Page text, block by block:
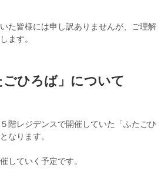
た皆様には申し訳ありませんが、ご理解
ます。
ひろば」について
階レジデンスで開催していた「ふたごひ
なります。
していく予定です。